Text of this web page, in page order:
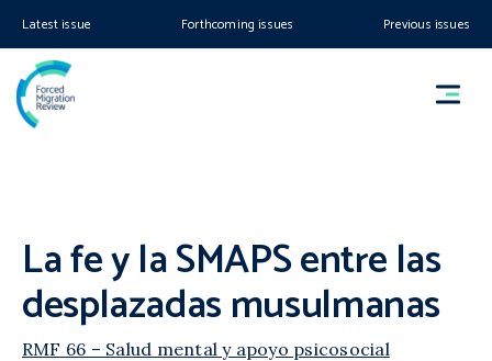
Latest issue Forthcoming issues Previous issues
La fe y la SMAPS entre las
desplazadas musulmanas
RMF 66 – Salud mental y apoyo psicosocial